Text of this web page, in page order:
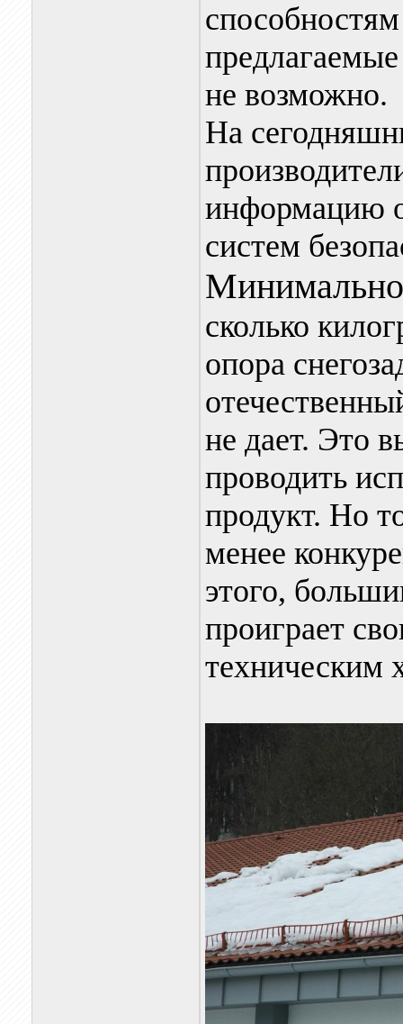
не возможно.
На
информацию
систем
сколько
опора
не дает. Это
проводить
продукт. Но
менее
этого,
проиграет
техническим